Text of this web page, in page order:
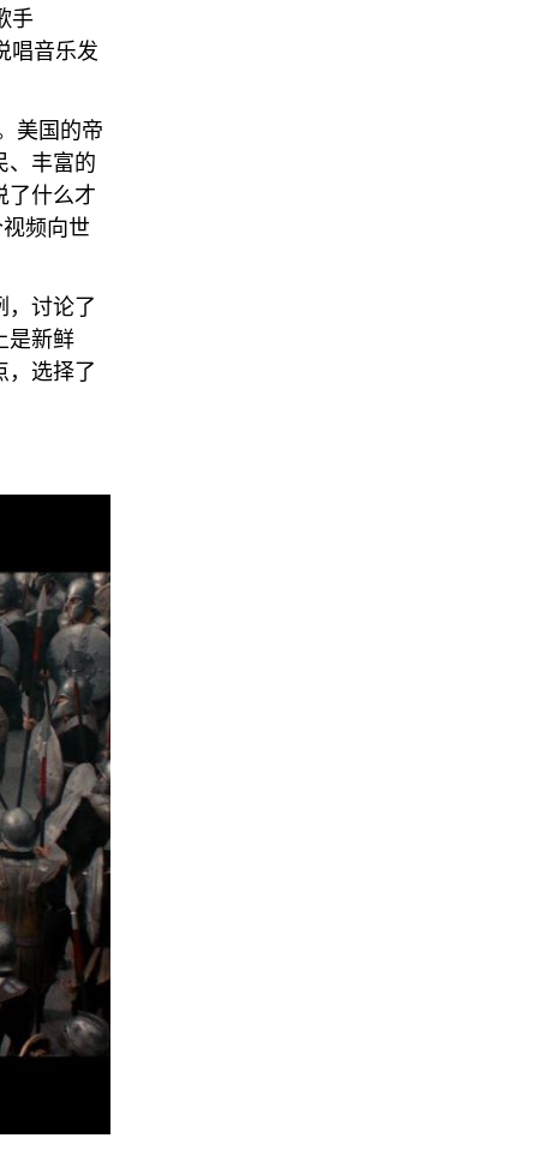
手
唱音乐发
美国的帝
、丰富的
了什么才
频向世
，讨论了
是新鲜
，选择了